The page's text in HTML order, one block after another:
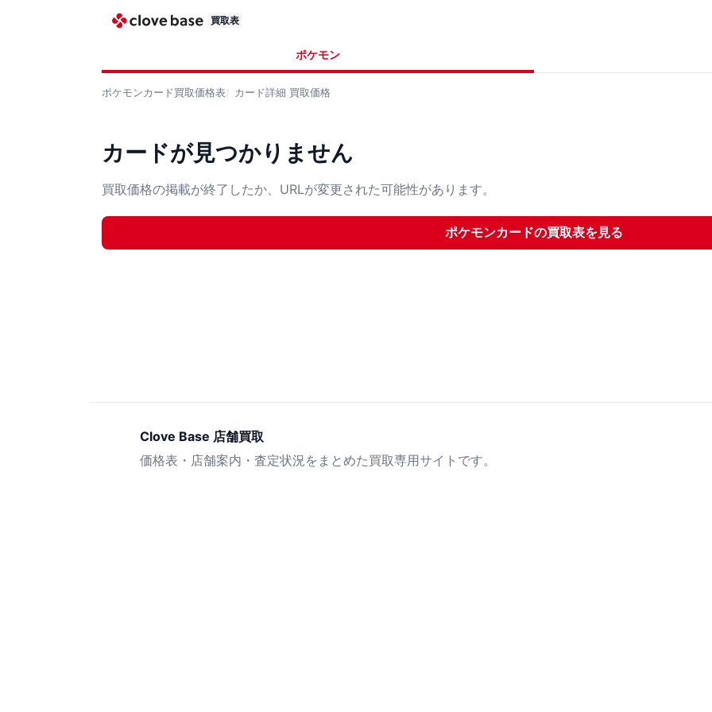
買取表
ポケモン
ポケモンカード買取価格表 カード詳細 買取価格
カードが見つかりません
買取価格の掲載が終了したか、URLが変更された可能性があります。
ポケモンカードの買取表を見る
Clove Base 店舗買取
価格表・店舗案内・査定状況をまとめた買取専用サイトです。